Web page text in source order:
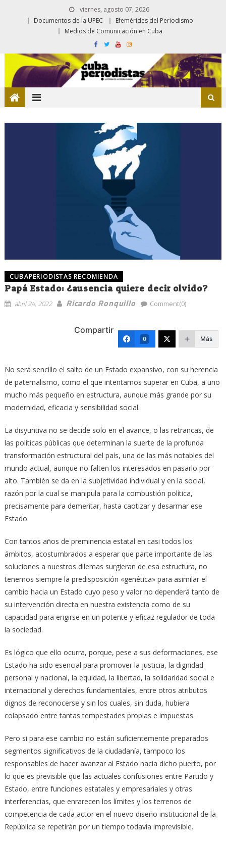
viernes, agosto 07, 2026
Documentos de la UPEC
Efemérides del Periodismo
Medios de Comunicación en Cuba
CUBAPERIODISTAS RECOMIENDA
Papá Estado: ¿ausencia quiere decir olvido?
abril 24, 2022 Ricardo Ronquillo Comment(0)
Compartir
0 Más
No será sencillo el salto de un Estado expansivo, con su herencia
de paternalismo, como el que intentamos superar en Cuba, a uno
mucho más pequeño en estructura, aunque más grande por su
modernidad, eficacia y sensibilidad social.
La disyuntiva no se decide solo en el avance, o las retrancas, de
las políticas públicas que determinan la suerte de la profunda
transformación estructural del país, una de las más notables del
mundo actual, aunque no falten los interesados en pasarlo por
alto. También se da en la subjetividad individual y en la social,
razón por la cual se manipula para la combustión política,
precisamente para demeritar, hasta caotizar y desarmar ese
Estado.
Con tantos años de preminencia estatal en casi todos los
ámbitos, acostumbrados a esperar que parte importante de las
soluciones a nuestros dilemas surgieran de esa estructura, no
tenemos siempre la predisposición «genética» para asimilar el
cambio hacia un Estado cuyo peso y valor no dependerá tanto de
su intervención directa en nuestra existencia como de su
capacidad para erigirse en un potente y eficaz regulador de toda
la sociedad.
Es lógico que ello ocurra, porque, pese a sus deformaciones, ese
Estado ha sido esencial para promover la justicia, la dignidad
personal y nacional, la equidad, la libertad, la solidaridad social e
internacional y derechos fundamentales, entre otros atributos
dignos de reconocerse y sin los cuales, sin duda, hubiera
colapsado entre tantas tempestades propias e impuestas.
Pero si para ese cambio no están suficientemente preparados
segmentos significativos de la ciudadanía, tampoco los
responsables de hacer avanzar al Estado hacia dicho puerto, por
lo que es previsible que las actuales confusiones entre Partido y
Estado, entre funciones estatales y empresariales y otras
interferencias, que enrarecen los límites y los terrenos de
competencia de cada actor en el nuevo diseño institucional de la
República se repetirán por un tiempo todavía imprevisible.